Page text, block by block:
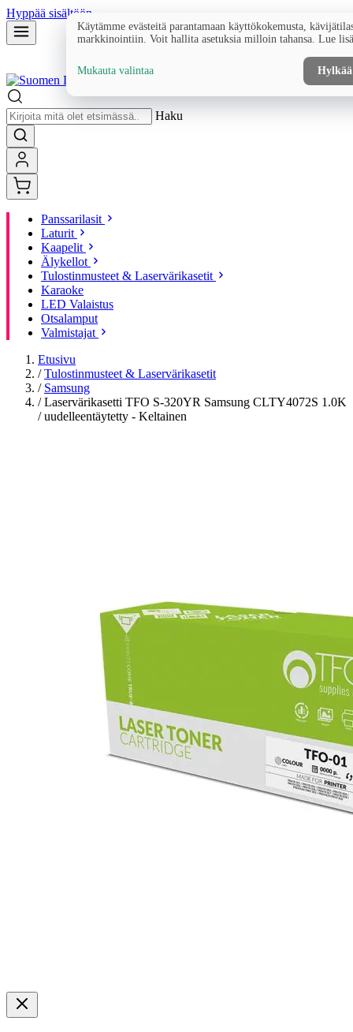
Hyppää sisältöön
Haku
Panssarilasit
Laturit
Kaapelit
Älykellot
Tulostinmusteet & Laservärikasetit
Karaoke
LED Valaistus
Otsalamput
Valmistajat
Etusivu
/ Tulostinmusteet & Laservärikasetit
/ Samsung
/ Laservärikasetti TFO S-320YR Samsung CLTY4072S 1.0K
/ uudelleentäytetty - Keltainen
Käytämme evästeitä parantamaan käyttökokemusta,
markkinointiin. Voit hallita asetuksia milloin tahansa. Lue
Mukauta valintaa Hylkää